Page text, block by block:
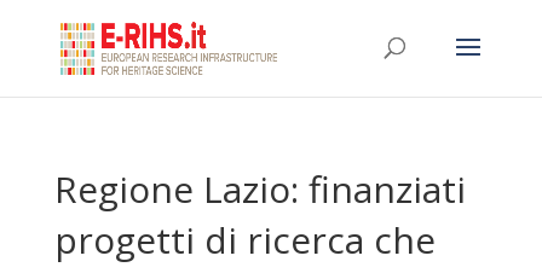
Regione Lazio: finanziati
progetti di ricerca che